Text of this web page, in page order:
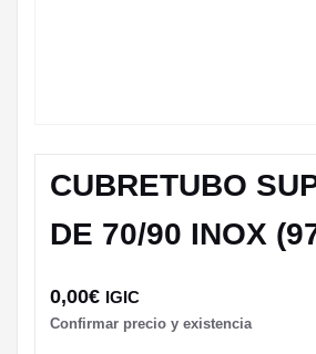
CUBRETUBO
DE 70/90 INOX
0,00€ IGIC
Confirmar precio y existencia